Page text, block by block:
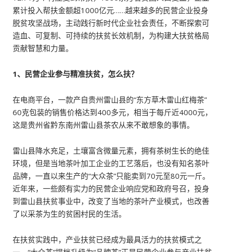
累计投入帮扶金额超1000亿元……越来越多的民营企业投身
脱贫攻坚战场，主动践行新时代企业社会责任，不断探索可
造血、可复制、可持续的扶贫长效机制，为构建大扶贫格局
贡献智慧和力量。
1、民营企业参与精准扶贫，怎么扶？
在电商平台，一款产自贵州雷山县的“东方草木雷山红梅茶”
60克包装的销售价格达到400多元，相当于每斤近4000元，
这是贵州省黔东南州雷山县茶农从来不敢想象的事情。
雷山县降水充足，土壤富含微量元素，拥有茶树生长的绝佳
环境，但是当地茶叶加工企业的工艺落后，也没有知名茶叶
品牌，一直以来生产的“大众茶”只能卖到70元至80元一斤。
近年来，一些颇有实力的民营企业响应党和政府号召，投身
到雷山县扶贫事业中，改变了当地的茶叶产业模式，也改善
了以采茶为生的贫困村民的生活。
在扶贫实践中，产业扶贫已经成为最具活力的扶贫模式之